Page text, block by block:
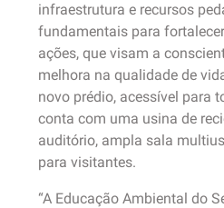
infraestrutura e recursos
fundamentais para
ações, que visam a
melhora na qualidade de
novo prédio, acessível para
conta com uma usina de
auditório, ampla sala
para visitantes.
“A Educação Ambiental do